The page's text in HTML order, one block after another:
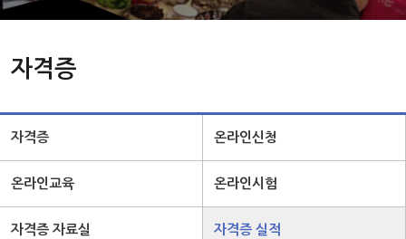
자격증
자격증 온라인신청
온라인교육 온라인시험
자격증 자료실 자격증 실적